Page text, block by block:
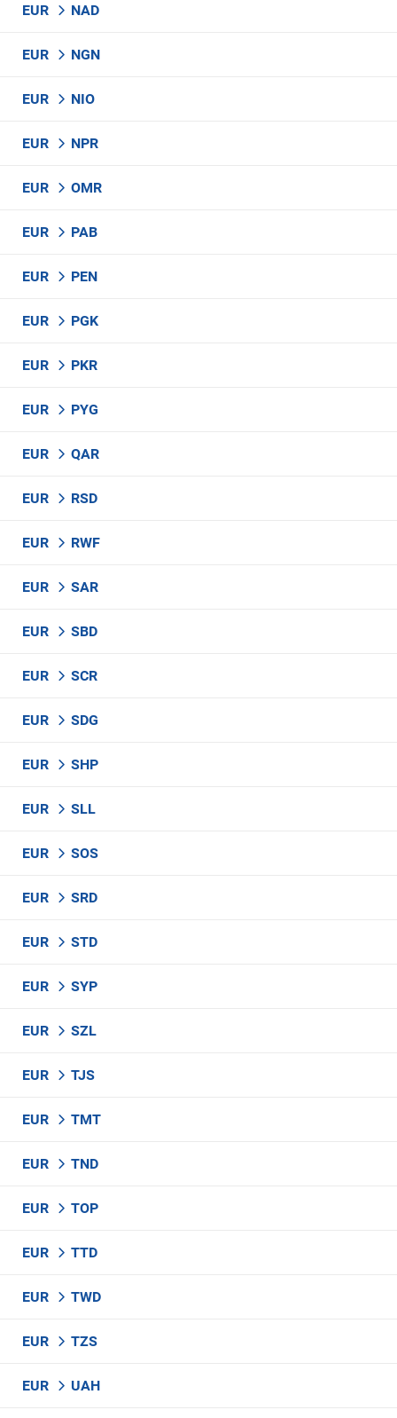
EUR NAD
EUR NGN
EUR NIO
EUR NPR
EUR OMR
EUR PAB
EUR PEN
EUR PGK
EUR PKR
EUR PYG
EUR QAR
EUR RSD
EUR RWF
EUR SAR
EUR SBD
EUR SCR
EUR SDG
EUR SHP
EUR SLL
EUR SOS
EUR SRD
EUR STD
EUR SYP
EUR SZL
EUR TJS
EUR TMT
EUR TND
EUR TOP
EUR TTD
EUR TWD
EUR TZS
EUR UAH